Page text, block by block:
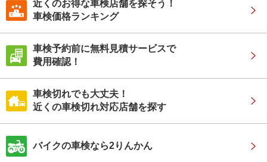
近くのお得な車検店舗を探そう！
車検価格ランキング
車検予約前に無料見積サービスで
費用確認！
車検切れでも大丈夫！
近くの車検切れ対応店舗を探す
バイクの車検なら2りんかん